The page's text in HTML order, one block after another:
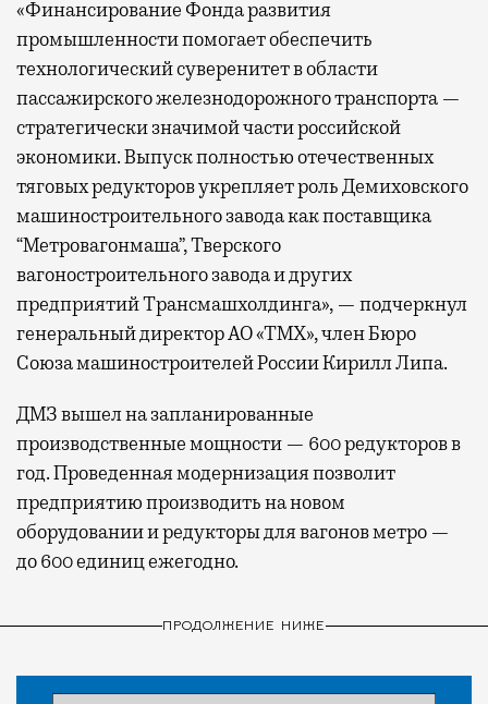
«Финансирование Фонда развития
промышленности помогает обеспечить
технологический суверенитет в области
пассажирского железнодорожного транспорта —
стратегически значимой части российской
экономики. Выпуск полностью отечественных
тяговых редукторов укрепляет роль Демиховского
машиностроительного завода как поставщика
“Метровагонмаша”, Тверского
вагоностроительного завода и других
предприятий Трансмашхолдинга», — подчеркнул
генеральный директор АО «ТМХ», член Бюро
Союза машиностроителей России Кирилл Липа.
ДМЗ вышел на запланированные
производственные мощности — 600 редукторов в
год. Проведенная модернизация позволит
предприятию производить на новом
оборудовании и редукторы для вагонов метро —
до 600 единиц ежегодно.
ПРОДОЛЖЕНИЕ НИЖЕ